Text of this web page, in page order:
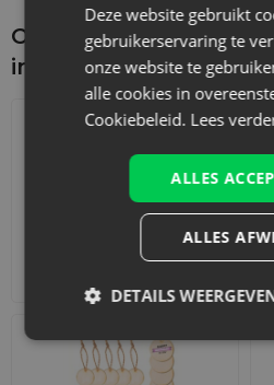
Ontdek wat je nog
interesseren
Deze website gebruikt
gebruikerservaring te
onze website te
alle cookies in
Cookiebeleid. Lees
ALLES
ALLES
DETAILS